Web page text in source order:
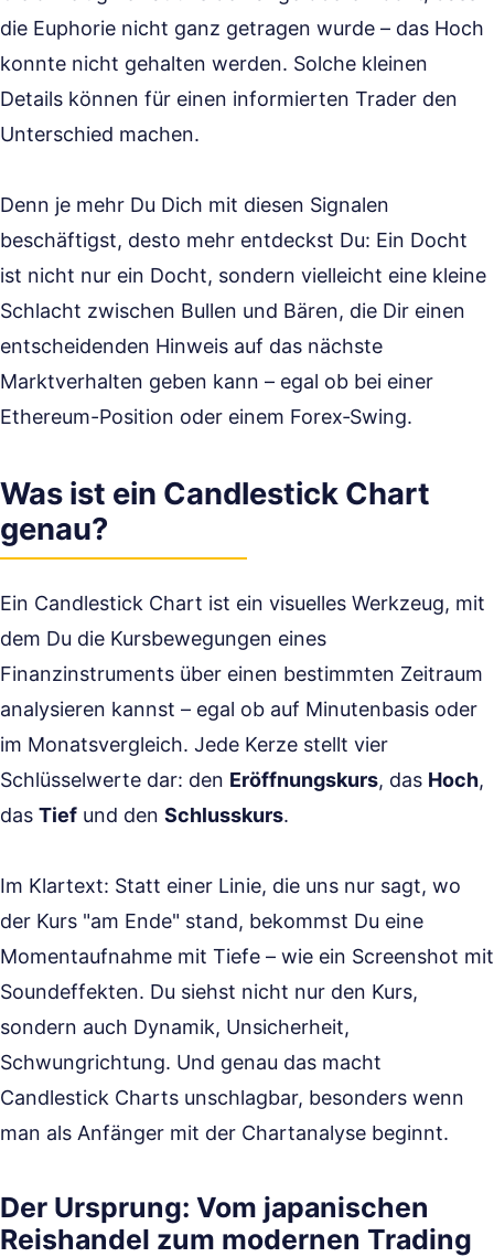
die Euphorie nicht ganz getragen wurde – das Hoch
konnte nicht gehalten werden. Solche kleinen
Details können für einen informierten Trader den
Unterschied machen.
Denn je mehr Du Dich mit diesen Signalen
beschäftigst, desto mehr entdeckst Du: Ein Docht
ist nicht nur ein Docht, sondern vielleicht eine kleine
Schlacht zwischen Bullen und Bären, die Dir einen
entscheidenden Hinweis auf das nächste
Marktverhalten geben kann – egal ob bei einer
Ethereum-Position oder einem Forex‑Swing.
Was ist ein Candlestick Chart
genau?
Ein Candlestick Chart ist ein visuelles Werkzeug, mit
dem Du die Kursbewegungen eines
Finanzinstruments über einen bestimmten Zeitraum
analysieren kannst – egal ob auf Minutenbasis oder
im Monatsvergleich. Jede Kerze stellt vier
Schlüsselwerte dar: den Eröffnungskurs, das Hoch,
das Tief und den Schlusskurs.
Im Klartext: Statt einer Linie, die uns nur sagt, wo
der Kurs "am Ende" stand, bekommst Du eine
Momentaufnahme mit Tiefe – wie ein Screenshot mit
Soundeffekten. Du siehst nicht nur den Kurs,
sondern auch Dynamik, Unsicherheit,
Schwungrichtung. Und genau das macht
Candlestick Charts unschlagbar, besonders wenn
man als Anfänger mit der Chartanalyse beginnt.
Der Ursprung: Vom japanischen
Reishandel zum modernen Trading